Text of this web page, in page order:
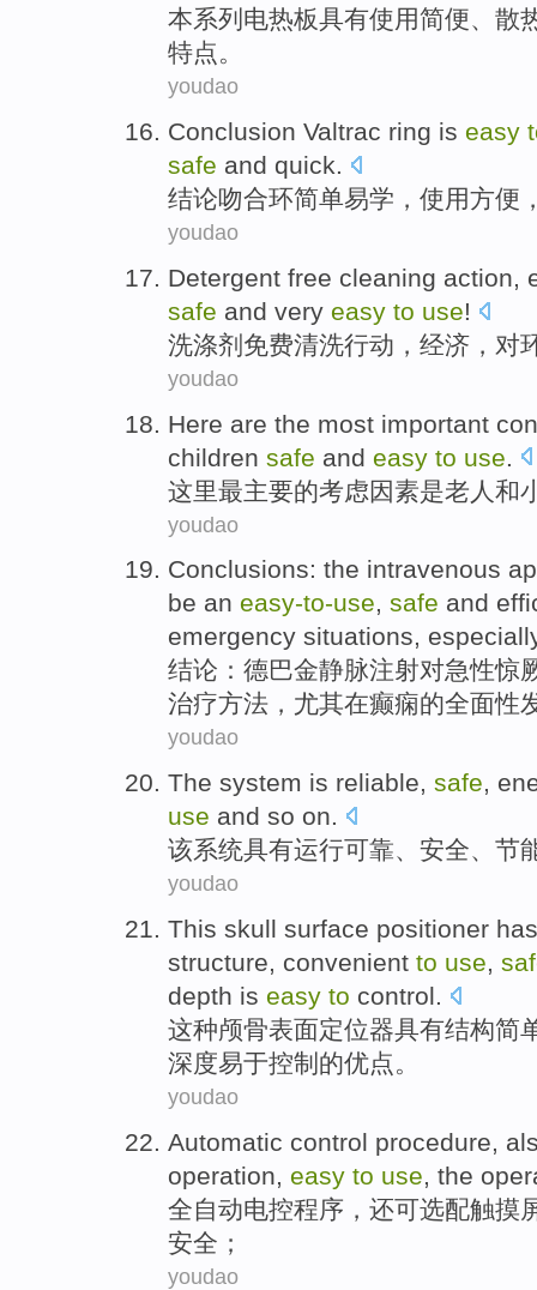
本系列 电热板具有使用简便、 散
特点。
youdao
Conclusion Valtrac ring is easy
safe and quick.
结论吻合环简单易学， 使用方便
youdao
Detergent free cleaning action,
safe and very easy to use!
洗涤剂 免费清洗行动 ， 经济 ， 对
youdao
Here are the most important
children safe and easy to use
这里最主要的考虑因素是老人 和
youdao
Conclusions: the intravenous
be an easy-to-use, safe and
emergency situations,
结论 ：德巴金静脉注射对急性惊
治疗方法， 尤其在癫痫的全面性
youdao
The system is reliable, safe,
use and so on.
该系统具有运行可靠、 安全、 节
youdao
This skull surface positioner has
structure, convenient to use,
depth is easy to control.
这种颅骨表面定位器具有结构简
深度易于控制 的优点。
youdao
Automatic control procedure,
operation, easy to use, the
全自动电控程序 ， 还可选配触摸
安全；
youdao